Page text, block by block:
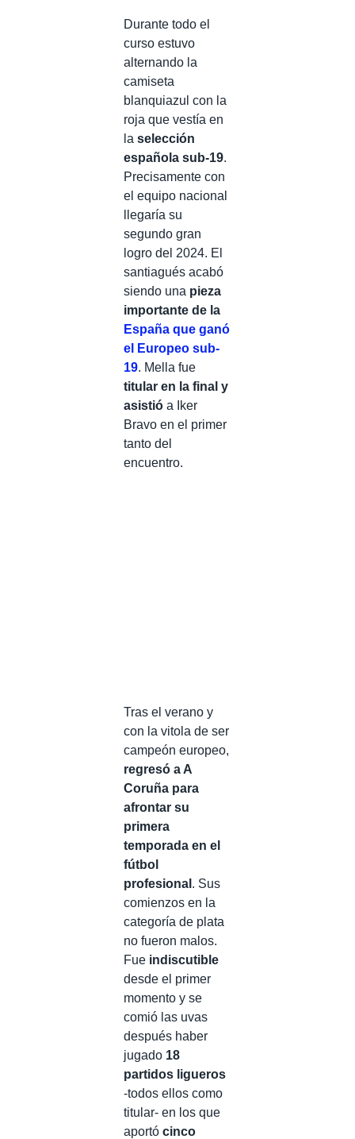
Durante todo el
curso estuvo
alternando la
camiseta
blanquiazul con la
roja que vestía en
la selección
española sub-19.
Precisamente con
el equipo nacional
llegaría su
segundo gran
logro del 2024. El
santiagués acabó
siendo una pieza
importante de la
España que ganó
el Europeo sub-
19. Mella fue
titular en la final y
asistió a Iker
Bravo en el primer
tanto del
encuentro.
Tras el verano y
con la vitola de ser
campeón europeo,
regresó a A
Coruña para
afrontar su
primera
temporada en el
fútbol
profesional . Sus
comienzos en la
categoría de plata
no fueron malos.
Fue indiscutible
desde el primer
momento y se
comió las uvas
después haber
jugado 18
partidos ligueros
-todos ellos como
titular- en los que
aportó cinco